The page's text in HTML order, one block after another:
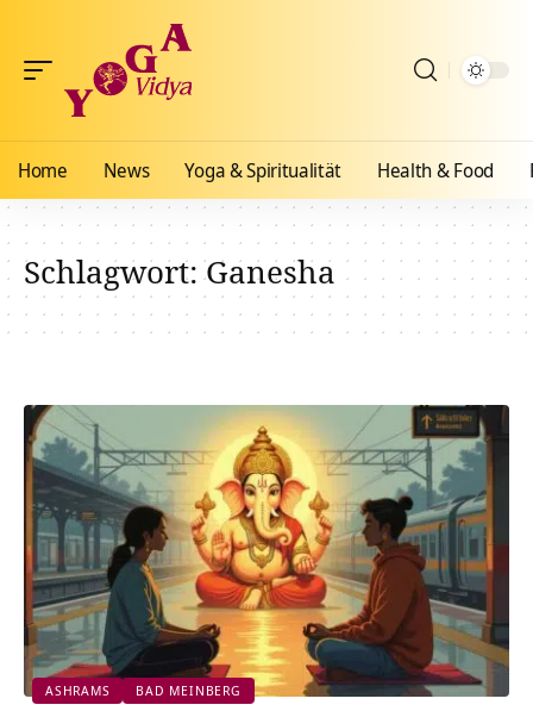
Home News Yoga & Spiritualität Health & Food
Schlagwort:Ganesha
ASHRAMS BAD MEINBERG